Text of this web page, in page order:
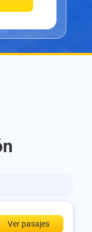
Ver pasajes